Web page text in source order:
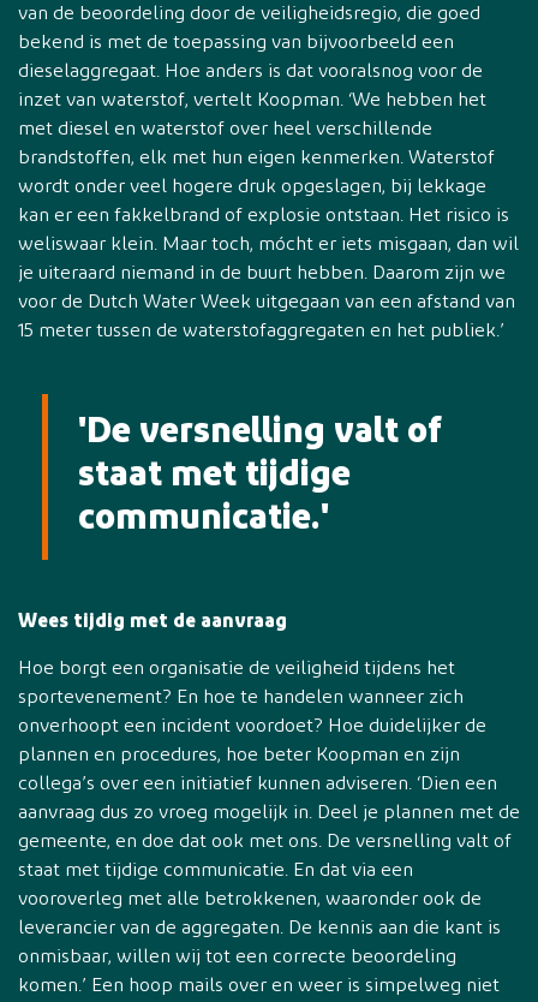
van de beoordeling door de veiligheidsregio, die goed
bekend is met de toepassing van bijvoorbeeld een
dieselaggregaat. Hoe anders is dat vooralsnog voor de
inzet van waterstof, vertelt Koopman. ‘We hebben het
met diesel en waterstof over heel verschillende
brandstoffen, elk met hun eigen kenmerken. Waterstof
wordt onder veel hogere druk opgeslagen, bij lekkage
kan er een fakkelbrand of explosie ontstaan. Het risico is
weliswaar klein. Maar toch, mócht er iets misgaan, dan wil
je uiteraard niemand in de buurt hebben. Daarom zijn we
voor de Dutch Water Week uitgegaan van een afstand van
15 meter tussen de waterstofaggregaten en het publiek.’
'De versnelling valt of
staat met tijdige
communicatie.'
Wees tijdig met de aanvraag
Hoe borgt een organisatie de veiligheid tijdens het
sportevenement? En hoe te handelen wanneer zich
onverhoopt een incident voordoet? Hoe duidelijker de
plannen en procedures, hoe beter Koopman en zijn
collega’s over een initiatief kunnen adviseren. ‘Dien een
aanvraag dus zo vroeg mogelijk in. Deel je plannen met de
gemeente, en doe dat ook met ons. De versnelling valt of
staat met tijdige communicatie. En dat via een
vooroverleg met alle betrokkenen, waaronder ook de
leverancier van de aggregaten. De kennis aan die kant is
onmisbaar, willen wij tot een correcte beoordeling
komen.’ Een hoop mails over en weer is simpelweg niet